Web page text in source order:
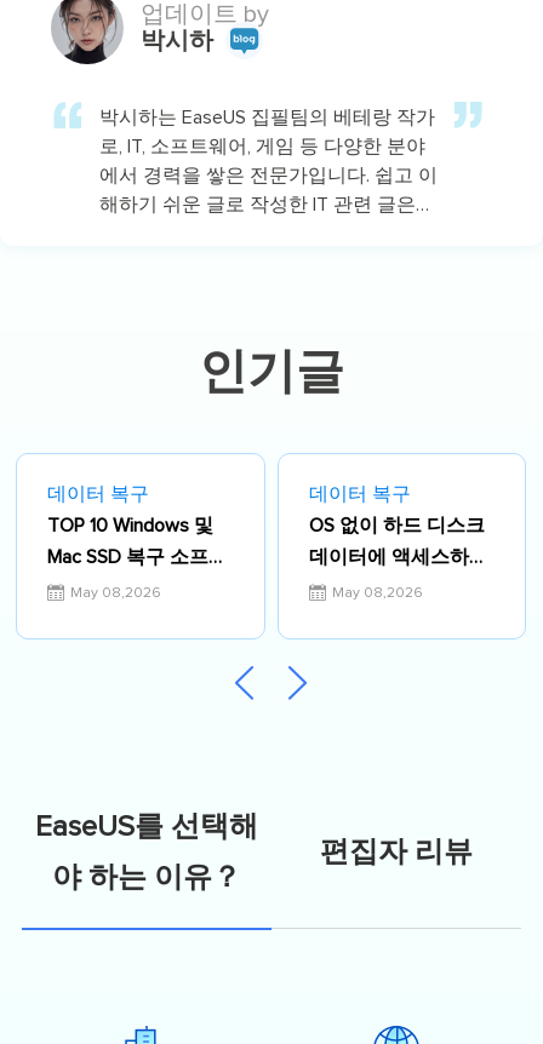
업데이트 by
박시하
박시하는 EaseUS 집필팀의 베테랑 작가
로, IT, 소프트웨어, 게임 등 다양한 분야
에서 경력을 쌓은 전문가입니다. 쉽고 이
해하기 쉬운 글로 작성한 IT 관련 글은
경험이 있습니다.…인기글
데이터 복구
TOP 10 Windows 및
Mac SSD 복구 소프트
웨어May 08,2026
데이터 복구
OS 없이 하드 디스크
데이터에 액세스하는
5가지 방법
May 08,2026
EaseUS를 선택해
야 하는 이유？
편집자 리뷰